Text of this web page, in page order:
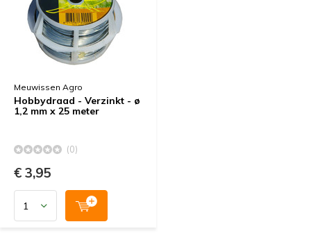
Meuwissen Agro
Hobbydraad - Verzinkt - ø
1,2 mm x 25 meter
(0)
€ 3,95